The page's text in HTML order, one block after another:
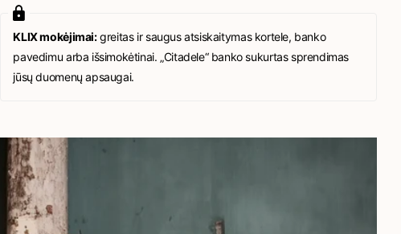
KLIX mokėjimai:greitas ir saugus atsiskaitymas kortele, banko
pavedimu arba išsimokėtinai. „Citadele“ banko sukurtas sprendimas
jūsų duomenų apsaugai.